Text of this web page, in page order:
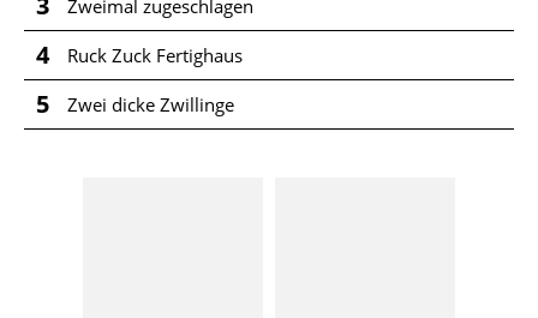
Zweimal zugeschlagen
4 Ruck Zuck Fertighaus
5 Zwei dicke Zwillinge